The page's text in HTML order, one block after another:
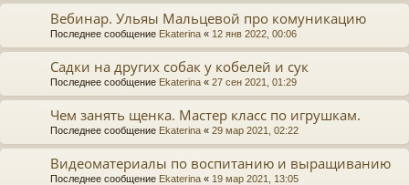
Вебинар. Ульяы Мальцевой про комуникацию
Последнее сообщение Ekaterina « 12 янв 2022, 00:06
Садки на других собак у кобелей и сук
Последнее сообщение Ekaterina « 27 сен 2021, 01:29
Чем занять щенка. Мастер класс по игрушкам.
Последнее сообщение Ekaterina « 29 мар 2021, 02:22
Видеоматериалы по воспитанию и выращиванию
Последнее сообщение Ekaterina « 19 мар 2021, 13:05